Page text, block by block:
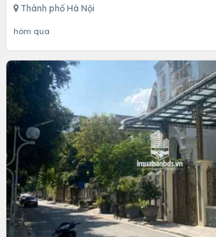
Thành phố Hà Nội
hôm qua